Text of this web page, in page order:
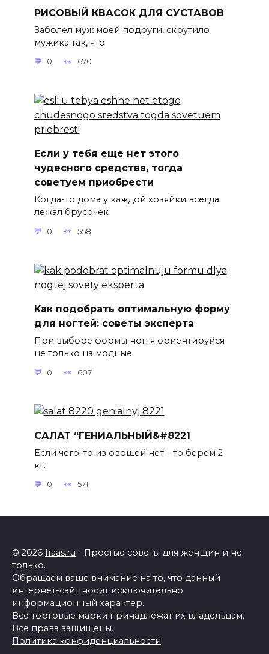
РИСОВЫЙ КВАСОК ДЛЯ СУСТАВОВ
Заболел муж моей подруги, скрутило
мужика так, что
0 670
Если у тебя еще нет этого
чудесного средства, тогда
советуем приобрести
Когда-то дома у каждой хозяйки всегда
лежал брусочек
0 558
Как подобрать оптимальную форму
для ногтей: советы эксперта
При выборе формы ногтя ориентируйся
не только на модные
0 607
САЛАТ “ГЕНИАЛЬНЫЙ&#8221
Если чего-то из овощей нет – то берем 2
кг.
0 571
© 2026 Iraas.ru - Простые советы для женщин и не
только.
Обращаем ваше внимание на то, что данный
интернет-сайт носит исключительно
информационный характер.
Все торговые марки принадлежат их владельцам.
Все права защищены.
Политика конфиденциальности